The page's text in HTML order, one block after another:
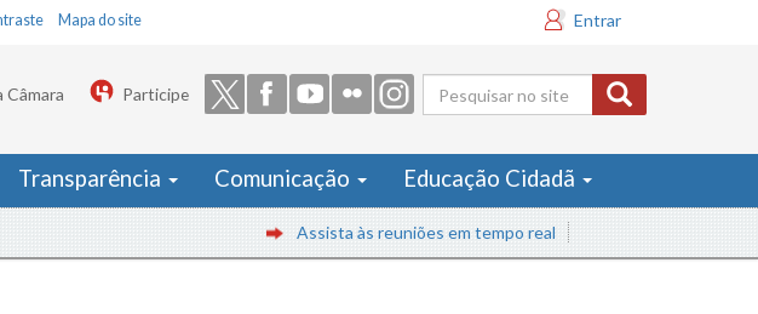
Mapa do site Entrar
Formulário
de busca
Câmara Participe
Transparência Comunicação Educação Cidadã
Assista às reuniões em tempo real